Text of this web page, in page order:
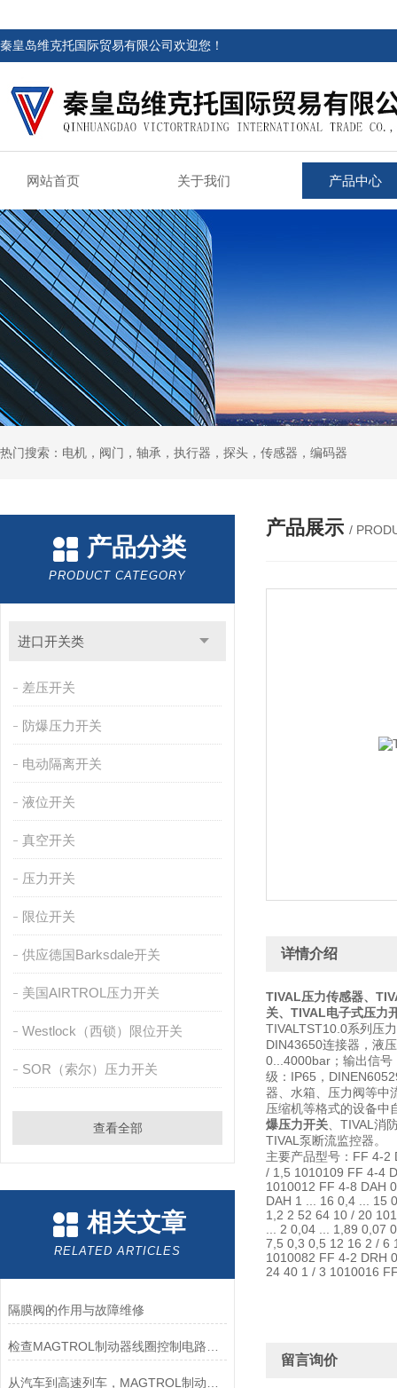
秦皇岛维克托国际贸易有限公司欢迎您！
网站首页 关于我们 产品中心
热门搜索：电机，阀门，轴承，执行器，探头，传感器，编码器
产品分类
PRODUCT CATEGORY
进口开关类
差压开关
防爆压力开关
电动隔离开关
液位开关
真空开关
压力开关
限位开关
供应德国Barksdale开关
美国AIRTROL压力开关
Westlock（西锁）限位开关
SOR（索尔）压力开关
查看全部
相关文章
RELATED ARTICLES
隔膜阀的作用与故障维修
产品展示 /
详情介绍
TIVAL压力传感器、
关、 TIVAL电子式压力
TIVALTST10.0系列压
DIN43650连接器，液
0...4000bar；输出信号
级：IP65，
器、水箱、压力阀等中
压缩机等格式的设备中
爆压力开关 、TIVAL消
TIVAL泵断流监控器。
主要产品型号：FF 4-
/ 1,5 1010109 FF 4-4
1010012 FF 4-8 DAH
DAH 1 ... 16 0,4 ... 15
1,2 2 52 64 10 / 20
... 2 0,04 ... 1,89 0,07
7,5 0,3 0,5 12 16 2 / 6
1010082 FF 4-2 DRH
24 40 1 / 3 1010016
留言询价